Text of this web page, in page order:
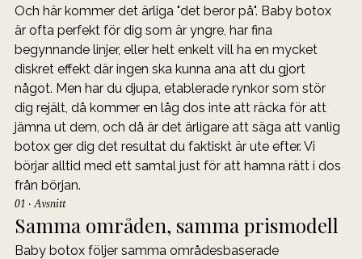
Och här kommer det ärliga "det beror på". Baby botox
är ofta perfekt för dig som är yngre, har fina
begynnande linjer, eller helt enkelt vill ha en mycket
diskret effekt där ingen ska kunna ana att du gjort
något. Men har du djupa, etablerade rynkor som stör
dig rejält, då kommer en låg dos inte att räcka för att
jämna ut dem, och då är det ärligare att säga att vanlig
botox ger dig det resultat du faktiskt är ute efter. Vi
börjar alltid med ett samtal just för att hamna rätt i dos
från början.
01 · Avsnitt
Samma områden, samma prismodell
Baby botox följer samma områdesbaserade